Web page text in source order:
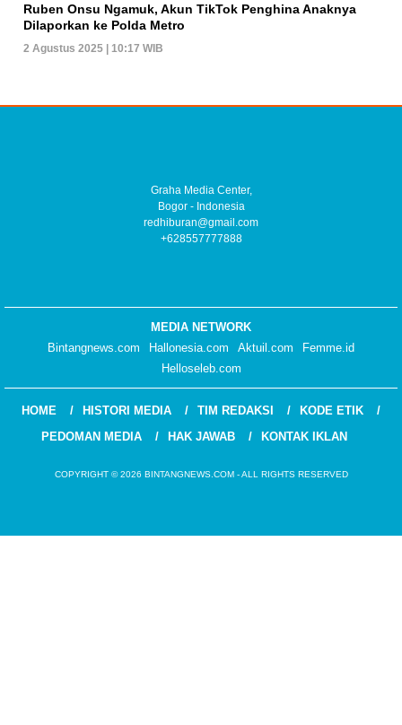
Ruben Onsu Ngamuk, Akun TikTok Penghina Anaknya
Dilaporkan ke Polda Metro
2 Agustus 2025 | 10:17 WIB
Graha Media Center,
Bogor - Indonesia
redhiburan@gmail.com
+628557777888
MEDIA NETWORK
Bintangnews.com
Hallonesia.com Aktuil.com
Femme.id
Helloseleb.com
HOME HISTORI MEDIA TIM REDAKSI
KODE ETIK
PEDOMAN MEDIA
HAK JAWAB KONTAK IKLAN
COPYRIGHT © 2026 BINTANGNEWS.COM - ALL RIGHTS RESERVED